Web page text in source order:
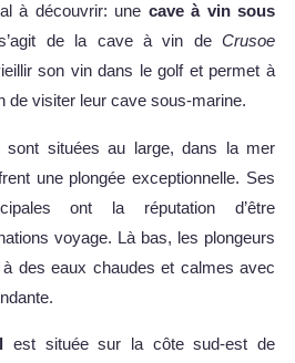
à découvrir: une cave à vin sous
de la cave à vin de Crusoe
son vin dans le golf et permet à
de visiter leur cave sous-marine.
sont situées au large, dans la mer
une plongée exceptionnelle. Ses
ont la réputation d’être
voyage. Là bas, les plongeurs
à des eaux chaudes et calmes avec
est située sur la côte sud-est de